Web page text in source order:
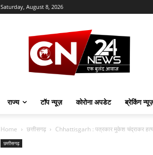
Saturday, August 8, 2026
राज्य टॉप न्यूज़ कोरोना अपडेट ब्रेकिंग
Home छत्तीसगढ़ Chhattisgarh : पत्रकार मुकेश चंद्राकर
छत्तीसगढ़